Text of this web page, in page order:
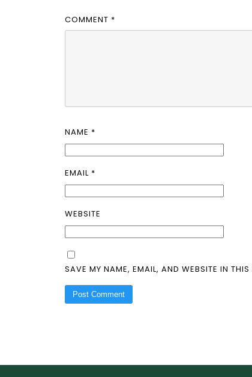
COMMENT *
NAME *
EMAIL *
WEBSITE
SAVE MY NAME, EMAIL, AND WEBSITE IN